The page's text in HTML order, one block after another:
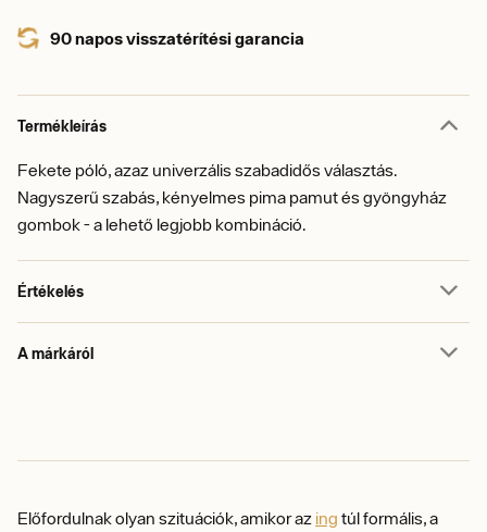
90 napos visszatérítési garancia
Termékleírás
Fekete póló, azaz univerzális szabadidős választás.
Nagyszerű szabás, kényelmes pima pamut és gyöngyház
gombok - a lehető legjobb kombináció.
Értékelés
A márkáról
Előfordulnak olyan szituációk, amikor az ing túl formális, a